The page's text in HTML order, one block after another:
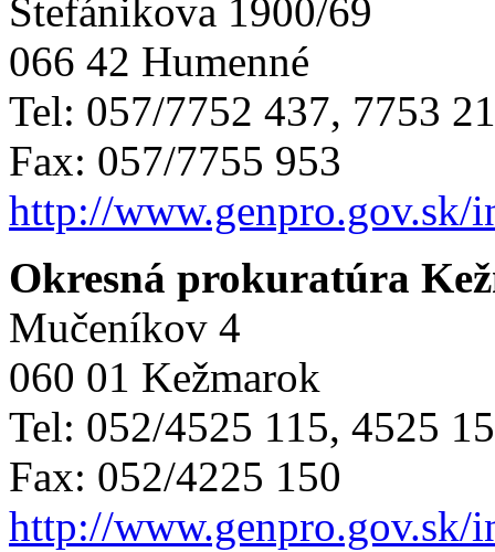
Štefánikova 1900/69
066 42 Humenné
Tel: 057/7752 437, 7753
Fax: 057/7755 953
http://www.genpro.gov.sk/
Okresná prokuratúra
Mučeníkov 4
060 01 Kežmarok
Tel: 052/4525 115, 4525
Fax: 052/4225 150
http://www.genpro.gov.sk/